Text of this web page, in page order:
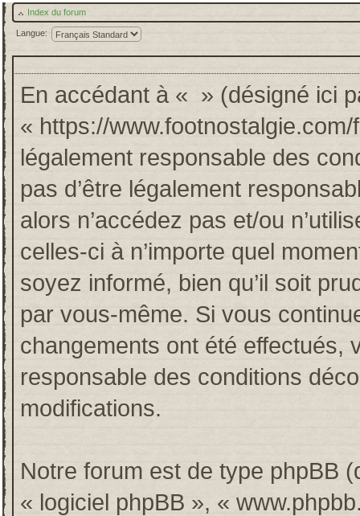
Index du forum
Langue:
En accédant à « » (désigné ici
« https://
légalement responsable des
pas d’être légalement
alors n’accédez pas et/ou
celles-ci à n’importe quel
soyez informé, bien qu’il soit
par vous-même. Si vous
changements ont été effectués,
responsable des conditions
modifications.
Notre forum est de type phpBB
« logiciel phpBB », «